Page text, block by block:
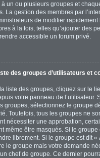
un ou plusieurs groupes et
La gestion des membres par
de modifier rapidement
à la fois, telles qu’ajouter des
accessible un forum privé.
des groupes d’utilisateurs et
liste des groupes, cliquez sur le
votre panneau de l’utilisateur.
groupes, sélectionnez le groupe
Toutefois, tous les groupes ne
nécessiter une approbation,
même être masqués. Si le
librement. Si le groupe est dit «
le groupe mais votre demande
chef de groupe. Ce dernier